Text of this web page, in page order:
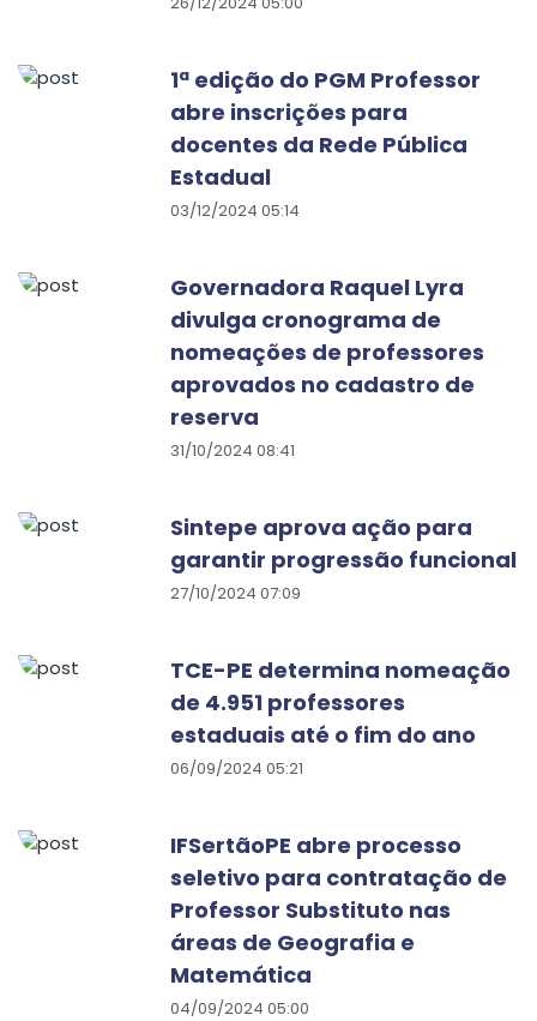
1ª edição do PGM Professor
abre inscrições para
docentes da Rede Pública
Estadual
03/12/2024 05:14
Governadora Raquel Lyra
divulga cronograma de
nomeações de professores
aprovados no cadastro de
reserva
31/10/2024 08:41
Sintepe aprova ação para
garantir progressão funcional
27/10/2024 07:09
TCE-PE determina nomeação
de 4.951 professores
estaduais até o fim do ano
06/09/2024 05:21
IFSertãoPE abre processo
seletivo para contratação de
Professor Substituto nas
áreas de Geografia e
Matemática
04/09/2024 05:00